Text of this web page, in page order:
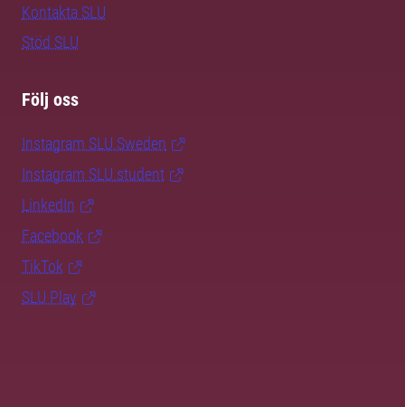
Kontakta SLU
Stöd SLU
Följ oss
Instagram SLU.Sweden
Instagram SLU.student
LinkedIn
Facebook
TikTok
SLU Play